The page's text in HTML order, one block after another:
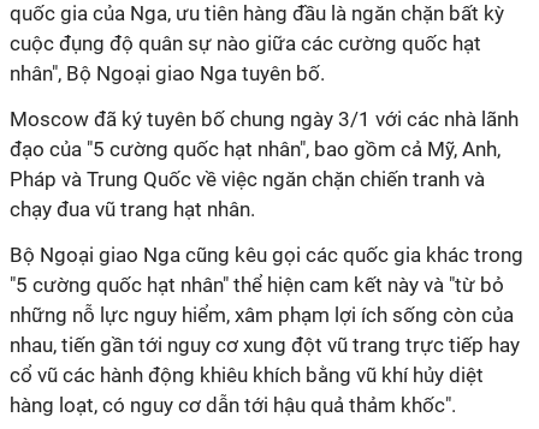
quốc gia của Nga, ưu tiên hàng đầu là ngăn chặn bất kỳ
cuộc đụng độ quân sự nào giữa các cường quốc hạt
nhân", Bộ Ngoại giao Nga tuyên bố.
Moscow đã ký tuyên bố chung ngày 3/1 với các nhà lãnh
đạo của "5 cường quốc hạt nhân", bao gồm cả Mỹ, Anh,
Pháp và Trung Quốc về việc ngăn chặn chiến tranh và
chạy đua vũ trang hạt nhân.
Bộ Ngoại giao Nga cũng kêu gọi các quốc gia khác trong
"5 cường quốc hạt nhân" thể hiện cam kết này và "từ bỏ
những nỗ lực nguy hiểm, xâm phạm lợi ích sống còn của
nhau, tiến gần tới nguy cơ xung đột vũ trang trực tiếp hay
cổ vũ các hành động khiêu khích bằng vũ khí hủy diệt
hàng loạt, có nguy cơ dẫn tới hậu quả thảm khốc".